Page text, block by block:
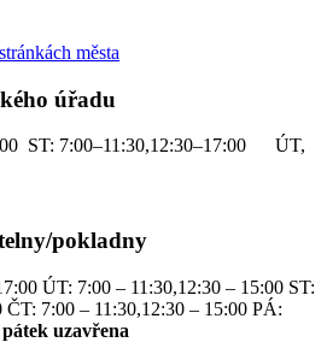
města
úřadu
ST: 7:00–11:30,12:30–17:00 ÚT,
pokladny
ÚT: 7:00 – 11:30,12:30 – 15:00 ST:
ČT: 7:00 – 11:30,12:30 – 15:00 PÁ:
uzavřena